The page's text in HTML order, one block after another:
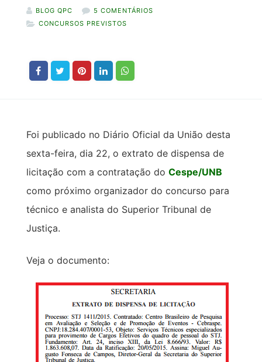
BLOG QPC
5 COMENTÁRIOS
CONCURSOS PREVISTOS
Foi publicado no Diário Oficial da União desta
sexta-feira, dia 22, o extrato de dispensa de
licitação com a contratação do Cespe/UNB
como próximo organizador do concurso para
técnico e analista do Superior Tribunal de
Justiça.
Veja o documento: